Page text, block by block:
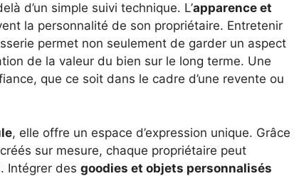
d’un simple suivi technique. L’apparence et
la personnalité de son propriétaire. Entretenir
permet non seulement de garder un aspect
de la valeur du bien sur le long terme. Une
que ce soit dans le cadre d’une revente ou
, elle offre un espace d’expression unique. Grâce
sur mesure, chaque propriétaire peut
Intégrer des goodies et objets personnalisés